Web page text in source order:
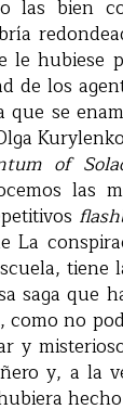
las bien
hubiese
de los
se
of
las
La
saga que
no
y
y, a la